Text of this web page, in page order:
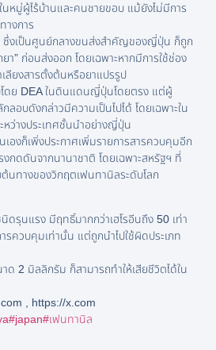
หมู่ผู้ไร้บ้านและคนชายขอบ แม้ยังไม่มีการ
างการ
ซึ่งเป็นศูนย์กลางขนส่งสำคัญของญี่ปุ่น ก็ถูก
า” ก่อนส่งออก โดยเฉพาะหากมีการใช้ช่อง
ลียงสารตั้งต้นหรือยาแปรรูป
โดย DEA ในดินแดนญี่ปุ่นโดยตรง แต่ผู้
ลอบดังกล่าวมีความเป็นไปได้ โดยเฉพาะใน
หว่างประเทศชั้นนำอย่างญี่ปุ่น
องก็เพิ่งประกาศเพิ่มรายการสารควบคุมอีก
กดดันจากนานาชาติ โดยเฉพาะสหรัฐฯ ที่
นทางของวิกฤตเฟนทานิลระดับโลก
ดรุนแรง มีฤทธิ์มากกว่าเฮโรอีนถึง 50 เท่า
รควบคุมเท่านั้น แต่ถูกนำไปใช้ผิดประเภท
ด 2 มิลลิกรัม ก็สามารถทำให้เสียชีวิตได้ใน
, https://x.com
#japan#เฟนทานิล